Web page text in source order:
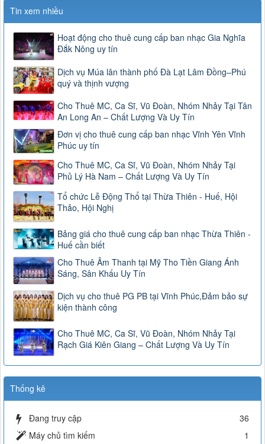
Tin xem nhiều
Hoạt động cho thuê cung cấp ban nhạc Gia Nghĩa
Đắk Nông uy tín
Dịch vụ Múa lân thành phố Đà Lạt Lâm Đồng–Phú
quý và thịnh vượng
Cho Thuê MC, Ca Sĩ, Vũ Đoàn, Nhóm Nhảy Tại Tân
An Long An – Chất Lượng Và Uy Tín
Đơn vị cho thuê cung cấp ban nhạc Vĩnh Yên Vĩnh
Phúc uy tín
Cho Thuê MC, Ca Sĩ, Vũ Đoàn, Nhóm Nhảy Tại
Phủ Lý Hà Nam – Chất Lượng Và Uy Tín
Tổ chức Lễ Động Thổ tại Thừa Thiên - Huế, Hội
Thảo, Hội Nghị
Bảng giá cho thuê cung cấp ban nhạc Thừa Thiên -
Huế cần biết
Cho Thuê Âm Thanh tại Mỹ Tho Tiền Giang Ánh
Sáng, Sân Khấu Uy Tín
Dịch vụ cho thuê PG PB tại Vĩnh Phúc,Đảm bảo sự
kiện thành công
Cho Thuê MC, Ca Sĩ, Vũ Đoàn, Nhóm Nhảy Tại
Rạch Giá Kiên Giang – Chất Lượng Và Uy Tín
Thống kê
Đang truy cập
36
Máy chủ tìm kiếm
1